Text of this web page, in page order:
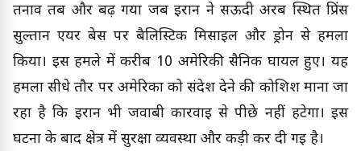
तनाव तब और बढ़ गया जब ईरान ने सऊदी अरब स्थित प्रिंस
सुल्तान एयर बेस पर बैलिस्टिक मिसाइल और ड्रोन से हमला
किया। इस हमले में करीब 10 अमेरिकी सैनिक घायल हुए। यह
हमला सीधे तौर पर अमेरिका को संदेश देने की कोशिश माना जा
रहा है कि ईरान भी जवाबी कार्रवाई से पीछे नहीं हटेगा। इस
घटना के बाद क्षेत्र में सुरक्षा व्यवस्था और कड़ी कर दी गई है।